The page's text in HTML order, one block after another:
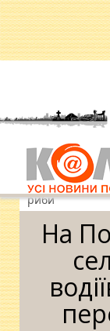
Головна »
затримали
риби
На